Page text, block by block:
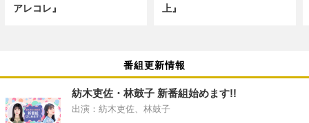
アレコレ』
上』
番組更新情報
紡木吏佐・林鼓子 新番組始めます!!
出演：紡木吏佐、林鼓子